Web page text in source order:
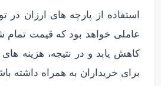
استفاده از پارچه های ارزان در
عاملی خواهد بود که قیمت
کاهش یابد و در نتیجه، هزینه
برای خریداران به همراه داشته